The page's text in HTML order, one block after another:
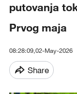
putovanja
Prvog maja
08:28:09,02-May-2026
Share